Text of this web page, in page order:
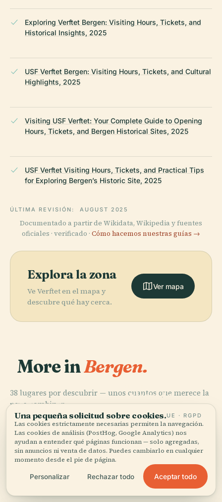
Exploring Verftet Bergen: Visiting Hours, Tickets, and
Historical Insights, 2025
USF Verftet Bergen: Visiting Hours, Tickets, and Cultural
Highlights, 2025
Visiting USF Verftet: Your Complete Guide to Opening
Hours, Tickets, and Bergen Historical Sites, 2025
USF Verftet Visiting Hours, Tickets, and Practical Tips
for Exploring Bergen’s Historic Site, 2025
ÚLTIMA REVISIÓN: AUGUST 2025
Documentado a partir de Wikidata, Wikipedia y fuentes
oficiales · verificado · Cómo hacemos nuestras guías →
Explora la zona
Ve Verftet en el mapa y
descubre qué hay cerca.
Ver mapa
More inBergen.
38 lugares por descubrir — unos cuantos que merece la
pena combinar.
PLACE
Iglesia de
Santa María
Iglesia de
Madera de
Fortun
Museo de
Bryggen
PLACE
Bergenhus
Los 38 lugares de Bergen
Una pequeña solicitud sobre cookies.UE · RGPD
Las cookies estrictamente necesarias permiten la navegación.
Las cookies de análisis (PostHog, Google Analytics) nos
ayudan a entender qué páginas funcionan — solo agregadas,
sin anuncios ni venta de datos. Puedes cambiarlo en cualquier
momento desde el pie de página.
Personalizar Rechazar todo Aceptar todo